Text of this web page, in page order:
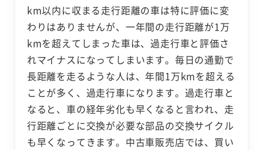
km以内に収まる走行距離の車は特に評価に変
わりはありませんが、一年間の走行距離が1万
kmを超えてしまった車は、過走行車と評価さ
れマイナスになってしまいます。毎日の通勤で
長距離を走るような人は、年間1万kmを超える
ことが多く、過走行車になります。過走行車と
なると、車の経年劣化も早くなると言われ、走
行距離ごとに交換が必要な部品の交換サイクル
も早くなってきます。中古車販売店では、買い